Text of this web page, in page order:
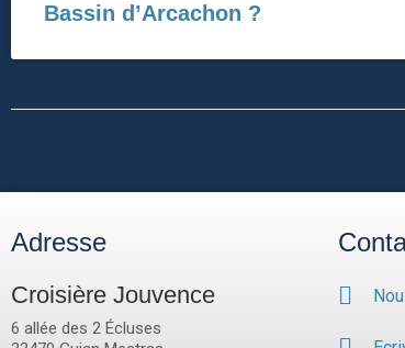
Bassin d’Arcachon ?
Adresse
Croisière Jouvence
6 allée des 2 Écluses